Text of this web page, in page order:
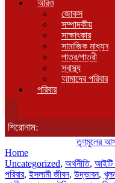
আরও
জোকস
সম্পাদকীয়
সাক্ষাৎকার
সামাজিক মাধ্যম
পাত্র/পাত্রী
স্বাস্থ্য
আমাদের পরিবার
পরিবার
শিরোনাম:
তৃণমূলের আস্থার
Home
Uncategorized, অর্থনীতি, আইটি
পরিবার,ইসলামী জীবন, উদ্ভাবন,